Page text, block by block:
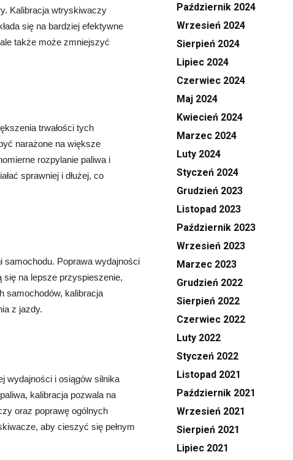
Kalibracja wtryskiwaczy
się na bardziej efektywne
także może zmniejszyć
trwałości tych
narażone na większe
rozpylanie paliwa i
sprawniej i dłużej, co
samochodu. Poprawa wydajności
się na lepsze przyspieszenie,
samochodów, kalibracja
z jazdy.
wydajności i osiągów silnika
kalibracja pozwala na
oraz poprawę ogólnych
aby cieszyć się pełnym
Październik 2024
Wrzesień 2024
Sierpień 2024
Lipiec 2024
Czerwiec 2024
Maj 2024
Kwiecień 2024
Marzec 2024
Luty 2024
Styczeń 2024
Grudzień 2023
Listopad 2023
Październik 2023
Wrzesień 2023
Marzec 2023
Grudzień 2022
Sierpień 2022
Czerwiec 2022
Luty 2022
Styczeń 2022
Listopad 2021
Październik 2021
Wrzesień 2021
Sierpień 2021
Lipiec 2021